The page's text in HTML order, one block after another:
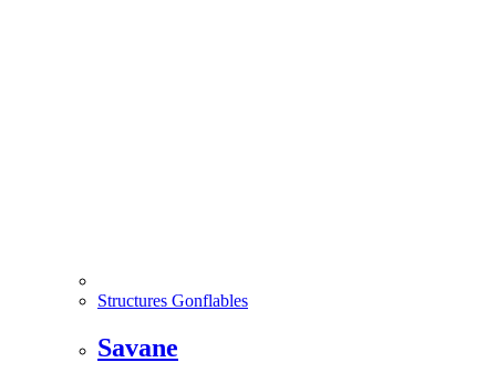
Structures Gonflables
Savane